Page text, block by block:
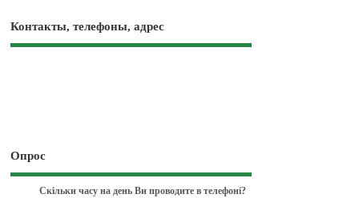
Контакты, телефоны, адрес
Опрос
Скільки часу на день Ви проводите в телефоні?